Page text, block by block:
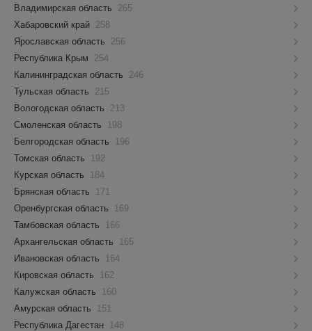
Владимирская область
265
Хабаровский край 258
Ярославская область
256
Республика Крым
254
Калининградская область
246
Тульская область
215
Вологодская область
213
Смоленская область
198
Белгородская область
196
Томская область
192
Курская область
184
Брянская область
171
Оренбургская область
169
Тамбовская область
166
Архангельская область
165
Ивановская область
164
Кировская область
162
Калужская область
160
Амурская область
151
Республика Дагестан
148